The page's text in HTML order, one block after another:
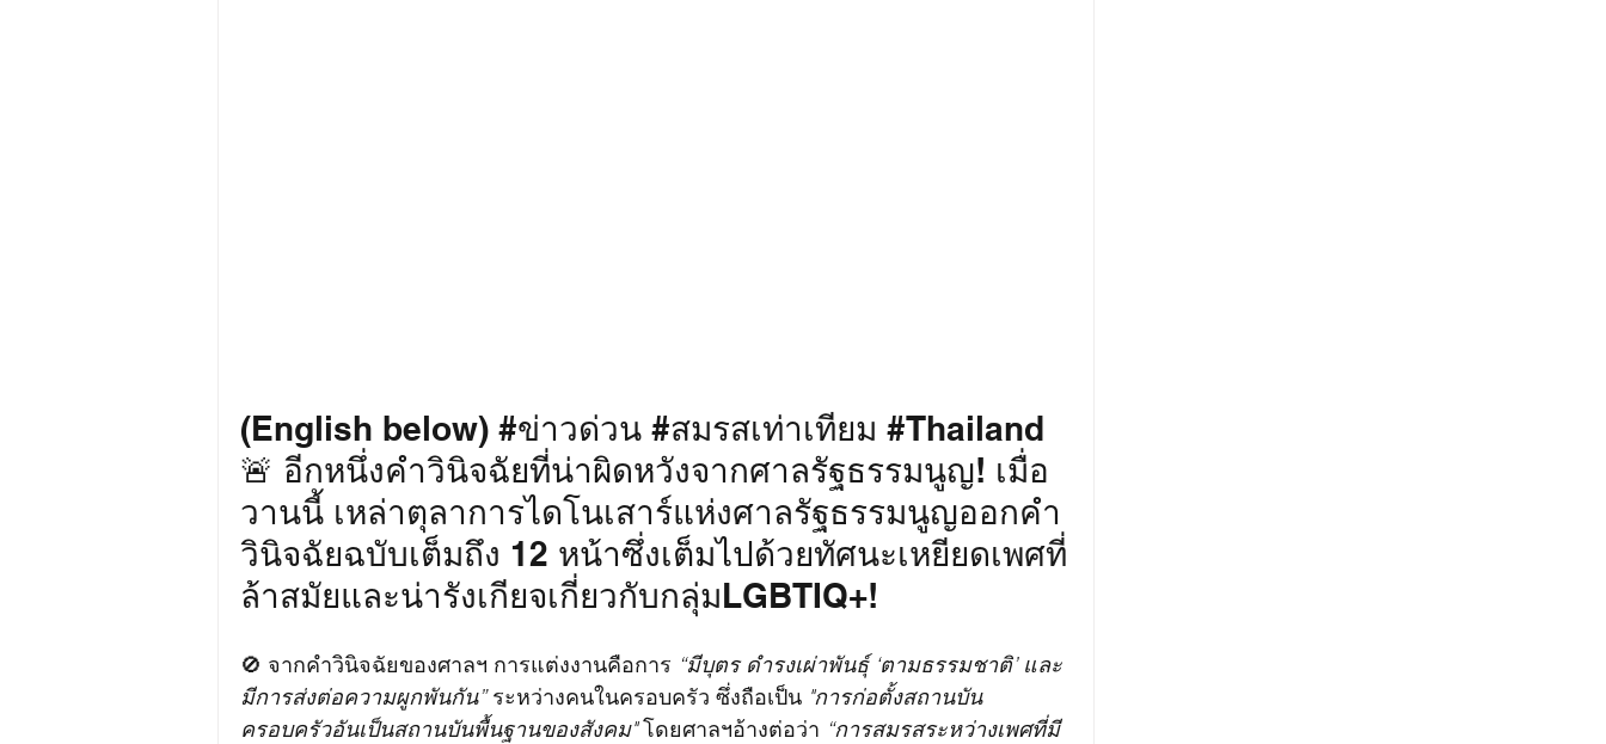
(English below) #ข่าวด่วน #สมรสเท่าเทียม #Thailand
🚨 อีกหนึ่งคำวินิจฉัยที่น่าผิดหวังจากศาลรัฐธรรมนูญ! เมื่อ
วานนี้ เหล่าตุลาการไดโนเสาร์แห่งศาลรัฐธรรมนูญออกคำ
วินิจฉัยฉบับเต็มถึง 12 หน้าซึ่งเต็มไปด้วยทัศนะเหยียดเพศที่
ล้าสมัยและน่ารังเกียจเกี่ยวกับกลุ่มLGBTIQ+!
🚫 จากคำวินิจฉัยของศาลฯ การแต่งงานคือการ “มีบุตร ดำรงเผ่าพันธุ์ ‘ตามธรรมชาติ’ และ
มีการส่งต่อความผูกพันกัน” ระหว่างคนในครอบครัว ซึ่งถือเป็น "การก่อตั้งสถานบัน
ครอบครัวอันเป็นสถานบันพื้นฐานของสังคม" โดยศาลฯอ้างต่อว่า “การสมรสระหว่างเพศที่มี